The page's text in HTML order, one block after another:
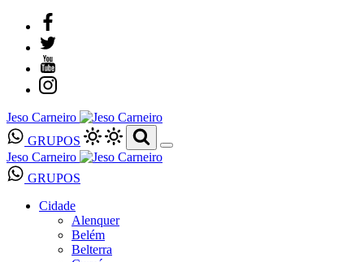
Jeso Carneiro
GRUPOS
Jeso Carneiro
GRUPOS
Cidade
Alenquer
Belém
Belterra